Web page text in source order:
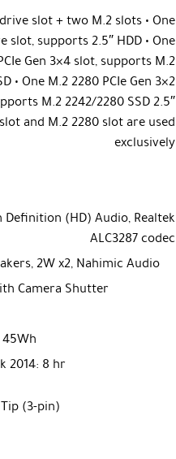
slot + two M.2 slots • One
slot, supports 2.5″ HDD • One
Gen 3×4 slot, supports M.2
• One M.2 2280 PCIe Gen 3×2
M.2 2242/2280 SSD 2.5″
and M.2 2280 slot are used
exclusively
Definition (HD) Audio, Realtek
ALC3287 codec
2W x2, Nahimic Audio
Camera Shutter
2014: 8 hr
(3-pin)